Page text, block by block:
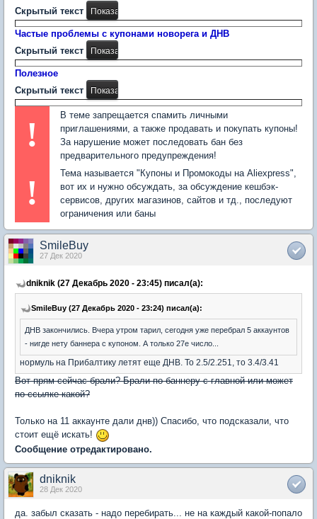
Скрытый текст
Частые проблемы с купонами новорега и ДНВ
Скрытый текст
Полезное
Скрытый текст
!
В теме запрещается спамить личными
приглашениями, а также продавать и покупать купоны!
За нарушение может последовать бан без
предварительного предупреждения!
!
Тема называется "Купоны и Промокоды на Aliexpress",
вот их и нужно обсуждать, за обсуждение кешбэк-
сервисов, других магазинов, сайтов и тд., последуют
ограничения или баны
SmileBuy
27 Дек 2020
dniknik (27 Декабрь 2020 - 23:45) писал(а):
SmileBuy (27 Декабрь 2020 - 23:24) писал(а):
ДНВ закончились. Вчера утром тарил, сегодня уже перебрал 5 аккаунтов
- нигде нету баннера с купоном. А только 27е число...
нормуль на Прибалтику летят еще ДНВ. То 2.5/2.251, то 3.4/3.41
Вот прям сейчас брали? Брали по баннеру с главной или может
по ссылке какой?
Только на 11 аккаунте дали днв)) Спасибо, что подсказали, что
стоит ещё искать!
Сообщение отредактировано.
dniknik
28 Дек 2020
да. забыл сказать - надо перебирать... не на каждый какой-попало